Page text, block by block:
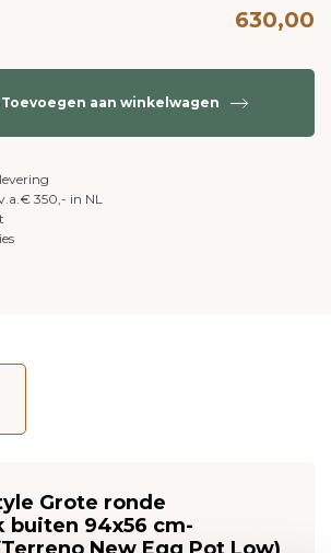
630,00
Toevoegen aan winkelwagen
350,- in NL
Grote ronde
buiten 94x56 cm-